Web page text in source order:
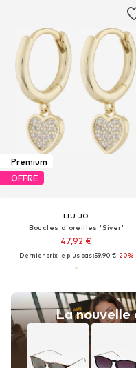
Premium
OFFRE
LIU JO
Boucles d'oreilles 'Siver'
47,92 €
Dernier prix le plus bas :59,90 €-20%
La nouvelle